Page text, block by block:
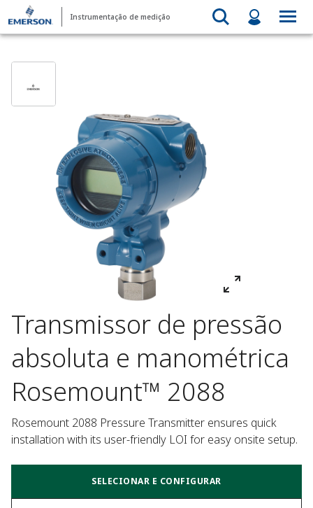
Instrumentação de medição
Transmissor de pressão
absoluta e manométrica
Rosemount™ 2088
Rosemount 2088 Pressure Transmitter ensures quick
installation with its user-friendly LOI for easy onsite setup.
SELECIONAR E CONFIGURAR